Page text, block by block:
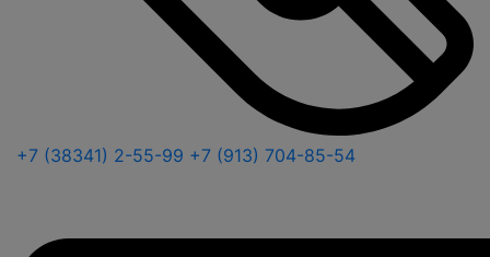
+7 (38341) 2-55-99 +7 (913) 704-85-54